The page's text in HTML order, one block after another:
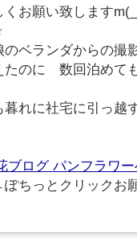
お願い致します
ベランダからの撮
たのに 数回泊めて
れに社宅に引っ越
ちっとクリックお